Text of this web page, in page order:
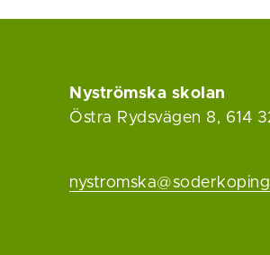
Nyströmska skolan
Östra Rydsvägen 8, 614